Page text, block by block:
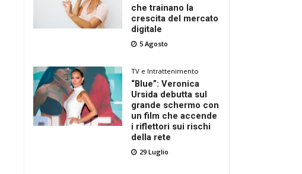
che trainano la
crescita del mercato
digitale
5 Agosto
TV e Intrattenimento
“Blue”: Veronica
Ursida debutta sul
grande schermo con
un film che accende
i riflettori sui rischi
della rete
29 Luglio